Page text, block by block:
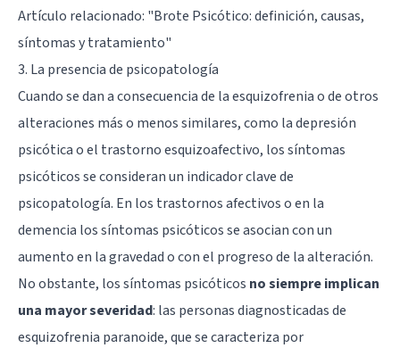
Artículo relacionado: "Brote Psicótico: definición, causas,
síntomas y tratamiento"
3. La presencia de psicopatología
Cuando se dan a consecuencia de la esquizofrenia o de otros
alteraciones más o menos similares, como la depresión
psicótica o el trastorno esquizoafectivo, los síntomas
psicóticos se consideran un indicador clave de
psicopatología. En los trastornos afectivos o en la
demencia los síntomas psicóticos se asocian con un
aumento en la gravedad o con el progreso de la alteración.
No obstante, los síntomas psicóticos no siempre implican
una mayor severidad: las personas diagnosticadas de
esquizofrenia paranoide, que se caracteriza por